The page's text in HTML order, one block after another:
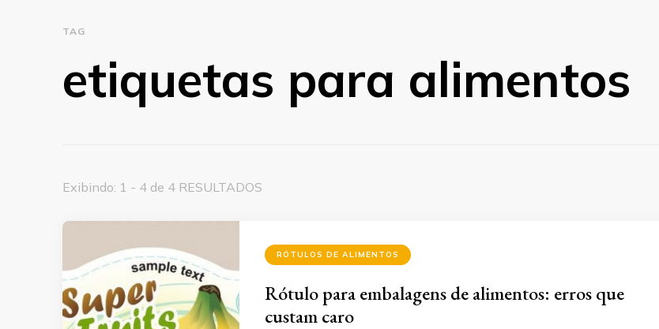
TAG
etiquetas para alimentos
Exibindo: 1 - 4 de 4 RESULTADOS
RÓTULOS DE ALIMENTOS
Rótulo para embalagens de alimentos: erros que
custam caro